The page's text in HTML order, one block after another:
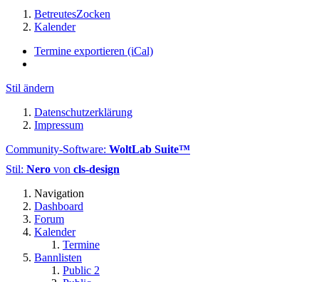
BetreutesZocken
Kalender
Termine exportieren (iCal)
Stil ändern
Datenschutzerklärung
Impressum
Community-Software: WoltLab Suite™
Stil: Nero von cls-design
Navigation
Dashboard
Forum
Kalender
Termine
Bannlisten
Public 2